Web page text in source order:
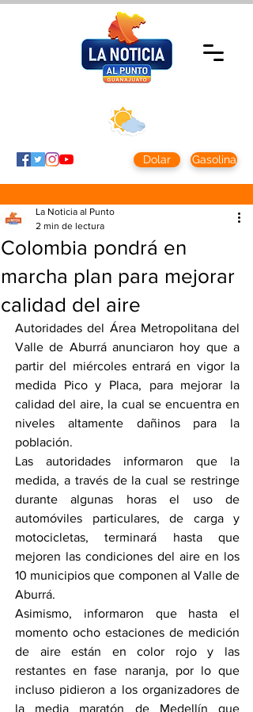
Dolar Gasolina
Colombia pondrá en
marcha plan para mejorar
calidad del aire
La Noticia al Punto
2 min de lectura
Autoridades del Área Metropolitana del
Valle de Aburrá anunciaron hoy que a
partir del miércoles entrará en vigor la
medida Pico y Placa, para mejorar la
calidad del aire, la cual se encuentra en
niveles altamente dañinos para la
población.
Las autoridades informaron que la
medida, a través de la cual se restringe
durante algunas horas el uso de
automóviles particulares, de carga y
motocicletas, terminará hasta que
mejoren las condiciones del aire en los
10 municipios que componen al Valle de
Aburrá.
Asimismo, informaron que hasta el
momento ocho estaciones de medición
de aire están en color rojo y las
restantes en fase naranja, por lo que
incluso pidieron a los organizadores de
la media maratón de Medellín que